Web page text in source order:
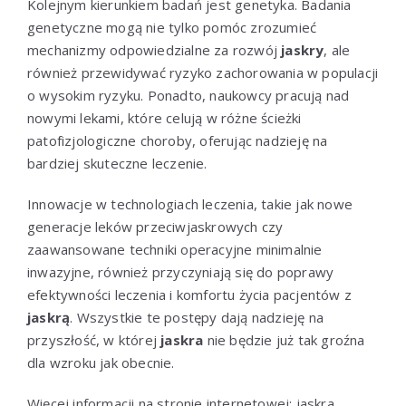
Kolejnym kierunkiem badań jest genetyka. Badania
genetyczne mogą nie tylko pomóc zrozumieć
mechanizmy odpowiedzialne za rozwój jaskry, ale
również przewidywać ryzyko zachorowania w populacji
o wysokim ryzyku. Ponadto, naukowcy pracują nad
nowymi lekami, które celują w różne ścieżki
patofizjologiczne choroby, oferując nadzieję na
bardziej skuteczne leczenie.
Innowacje w technologiach leczenia, takie jak nowe
generacje leków przeciwjaskrowych czy
zaawansowane techniki operacyjne minimalnie
inwazyjne, również przyczyniają się do poprawy
efektywności leczenia i komfortu życia pacjentów z
jaskrą. Wszystkie te postępy dają nadzieję na
przyszłość, w której jaskra nie będzie już tak groźna
dla wzroku jak obecnie.